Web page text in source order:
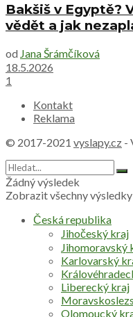
Bakšiš v Egyptě?
vědět a jak
od Jana Šrámčíková
18.5.2026
1
Kontakt
Reklama
© 2017-2021 vyslapy.cz -
Žádný výsledek
Zobrazit všechny výsledky
Česká republika
Jihočeský kraj
Jihomoravský
Karlovarský
Liberecký kraj
Olomoucký